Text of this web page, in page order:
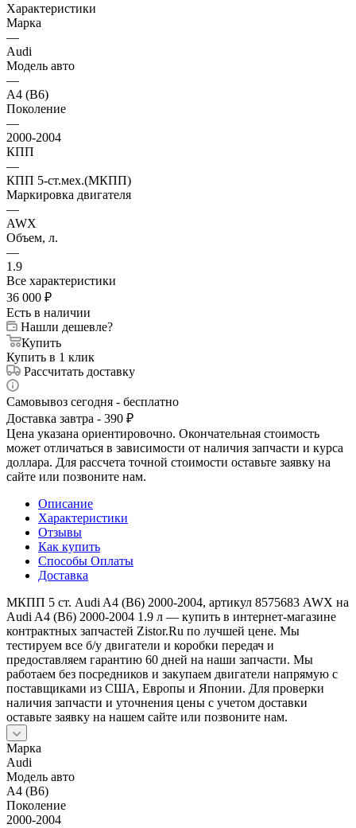
Характеристики
Марка
—
Audi
Модель авто
—
A4 (B6)
Поколение
—
2000-2004
КПП
—
КПП 5-ст.мех.(МКПП)
Маркировка двигателя
—
AWX
Объем, л.
—
1.9
Все характеристики
36 000 ₽
Есть в наличии
Нашли дешевле?
Купить
Купить в 1 клик
Рассчитать доставку
Самовывоз сегодня - бесплатно
Доставка завтра - 390 ₽
Цена указана ориентировочно. Окончательная стоимость
может отличаться в зависимости от наличия запчасти и курса
доллара. Для рассчета точной стоимости оставьте заявку на
сайте или позвоните нам.
Описание
Характеристики
Отзывы
Как купить
Способы Оплаты
Доставка
МКПП 5 ст. Audi A4 (B6) 2000-2004, артикул 8575683 AWX на
Audi A4 (B6) 2000-2004 1.9 л — купить в интернет-магазине
контрактных запчастей Zistor.Ru по лучшей цене. Мы
тестируем все б/у двигатели и коробки передач и
предоставляем гарантию 60 дней на наши запчасти. Мы
работаем без посредников и закупаем двигатели напрямую с
поставщиками из США, Европы и Японии. Для проверки
наличия запчасти и уточнения цены с учетом доставки
оставьте заявку на нашем сайте или позвоните нам.
Марка
Audi
Модель авто
A4 (B6)
Поколение
2000-2004